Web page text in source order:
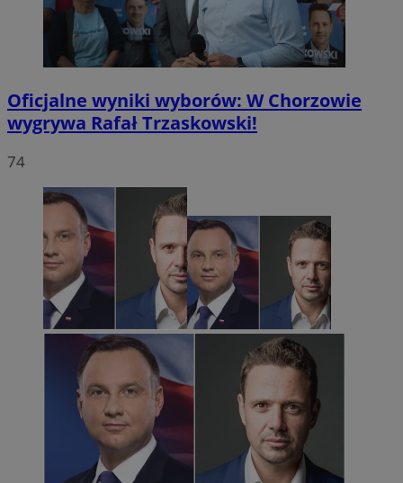
Oficjalne wyniki wyborów: W Chorzowie
wygrywa Rafał Trzaskowski!
74